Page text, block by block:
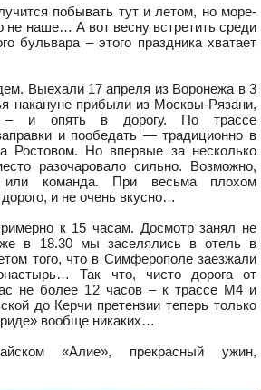
побывать тут и летом, но море-
не наше… А вот весну встретить среди
бульвара – этого праздника хватает
Выехали 17 апреля из Воронежа в 3
накануне прибыли из Москвы-Рязани,
– и опять в дорогу. По трассе
и пообедать — традиционно в
Ростовом. Но впервые за несколько
разочаровало сильно. Возможно,
или команда. При весьма плохом
и не очень вкусно…
к 15 часам. Досмотр занял не
в 18.30 мы заселялись в отель в
того, что в Симферополе заезжали
Так что, чисто дорога от
не более 12 часов – к трассе М4 и
до Керчи претензии теперь только
вообще никаких…
«Алие», прекрасный ужин,